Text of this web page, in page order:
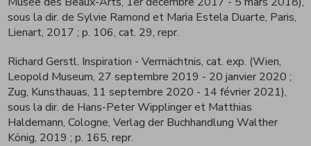
sous la dir. de Sylvie Ramond et Maria Estela Duarte, Paris,
Lienart, 2017; p. 106, cat. 29, repr.
Richard Gerstl. Inspiration - Vermächtnis, cat. exp. (Wien,
Leopold Museum, 27 septembre 2019 - 20 janvier 2020 ;
Zug, Kunsthauas, 11 septembre 2020 - 14 février 2021),
sous la dir. de Hans-Peter Wipplinger et Matthias
Haldemann, Cologne, Verlag der Buchhandlung Walther
König, 2019; p. 165, repr.